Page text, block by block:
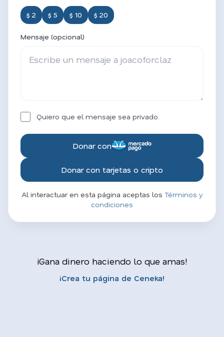
$ 2 $ 5 $ 10 $ 20
Mensaje (opcional)
Quiero que el mensaje sea privado.
Donar con
Donar con tarjetas o cripto
Al interactuar en esta página aceptas los Términos y
condiciones
¡Gana dinero haciendo lo que amas!
¡Crea tu página de Ceneka!